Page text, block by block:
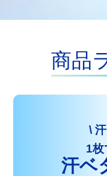
商品
\
1枚
汗ベ